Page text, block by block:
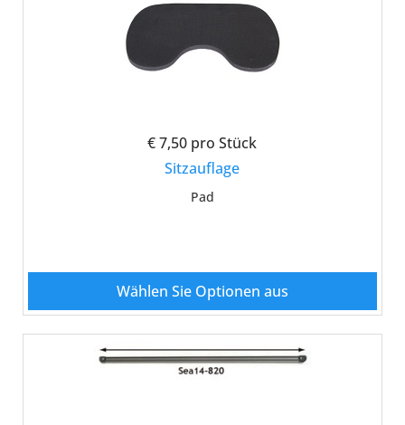
€ 7,50 pro Stück
Sitzauflage
Pad
Wählen Sie Optionen aus